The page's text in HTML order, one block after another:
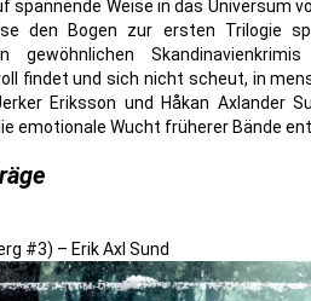
spannende Weise in das Universum
den Bogen zur ersten Trilogie
gewöhnlichen
findet und sich nicht scheut, in
Eriksson und Håkan Axlander
emotionale Wucht früherer Bände
#3) – Erik Axl Sund